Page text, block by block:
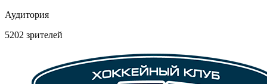
Аудитория
5202 зрителей